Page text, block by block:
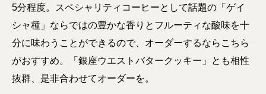
5分程度。スペシャリティコーヒーとして話題の「ゲイ
シャ種」ならではの豊かな香りとフルーティな酸味を十
分に味わうことができるので、オーダーするならこちら
がおすすめ。「銀座ウエストバタークッキー」とも相性
抜群、是非合わせてオーダーを。